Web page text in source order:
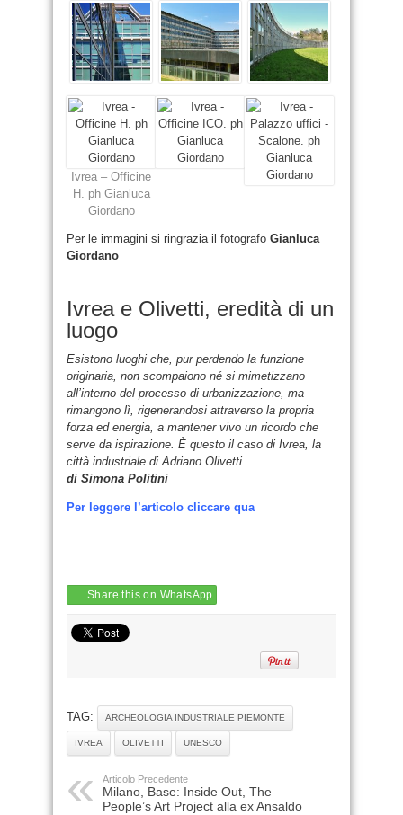
Ivrea – Officine
H. ph Gianluca
Giordano
Per le immagini si ringrazia il fotografo Gianluca
Giordano
Ivrea e Olivetti, eredità di un
luogo
Esistono luoghi che, pur perdendo la funzione
originaria, non scompaiono né si mimetizzano
all’interno del processo di urbanizzazione, ma
rimangono lì, rigenerandosi attraverso la propria
forza ed energia, a mantener vivo un ricordo che
serve da ispirazione. È questo il caso di Ivrea, la
città industriale di Adriano Olivetti.
di Simona Politini
Per leggere l’articolo cliccare qua
Share this on WhatsApp
TAG: ARCHEOLOGIA INDUSTRIALE PIEMONTE
IVREA OLIVETTI UNESCO
Articolo Precedente
Milano, Base: Inside Out, The
People’s Art Project alla ex Ansaldo